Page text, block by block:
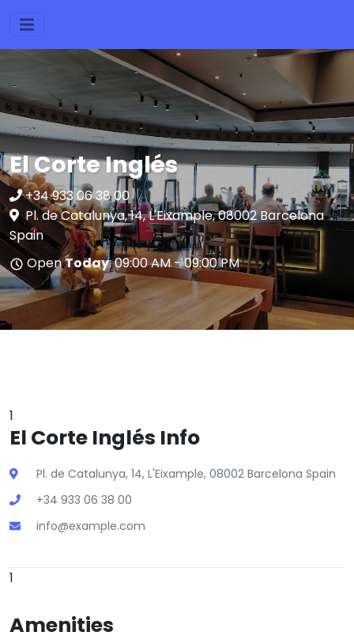
El Corte Inglés
+34 933 06 38 00
Pl. de Catalunya, 14, L'Eixample, 08002 Barcelona
Spain
OpenToday: 09:00 AM - 09:00 PM
1
El Corte Inglés Info
Pl. de Catalunya, 14, L'Eixample, 08002 Barcelona Spain
+34 933 06 38 00
info@example.com
1
Amenities